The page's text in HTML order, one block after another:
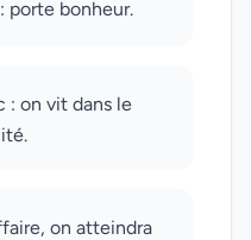
porte bonheur.
: on vit dans le
on atteindra